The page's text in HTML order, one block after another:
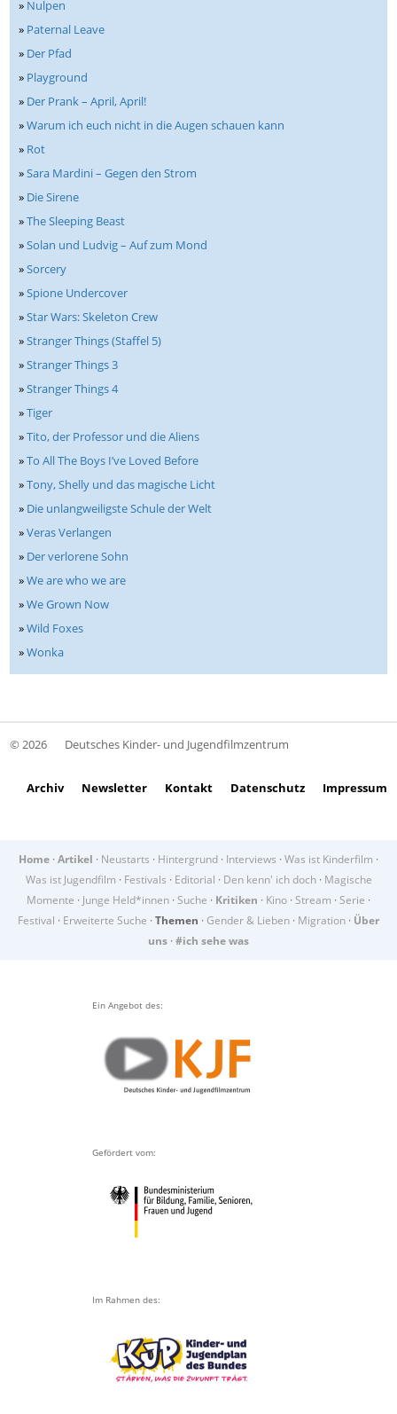
» Nulpen
» Paternal Leave
» Der Pfad
» Playground
» Der Prank – April, April!
»Warum ich euch nicht in die Augen schauen kann
» Rot
»Sara Mardini – Gegen den Strom
» Die Sirene
»The Sleeping Beast
»Solan und Ludvig – Auf zum Mond
»Sorcery
»Spione Undercover
»Star Wars: Skeleton Crew
»Stranger Things (Staffel 5)
»Stranger Things 3
»Stranger Things 4
»Tiger
»Tito, der Professor und die Aliens
»To All The Boys I’ve Loved Before
»Tony, Shelly und das magische Licht
» Die unlangweiligste Schule der Welt
»Veras Verlangen
» Der verlorene Sohn
»We are who we are
»We Grown Now
»Wild Foxes
»Wonka
© 2026 Deutsches Kinder- und Jugendfilmzentrum
Archiv Newsletter Kontakt Datenschutz Impressum
Home · Artikel · Neustarts · Hintergrund · Interviews · Was ist Kinderfilm ·
Was ist Jugendfilm · Festivals · Editorial · Den kenn' ich doch· Magische
Momente · Junge Held*innen · Suche · Kritiken · Kino · Stream · Serie ·
Festival · Erweiterte Suche · Themen · Gender & Lieben · Migration · Über
uns · #ich sehe was
Ein Angebot des:
Gefördert vom:
Im Rahmen des: